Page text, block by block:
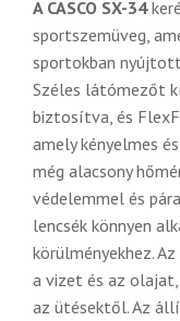
A CASCO SX-34
sportszemüveg,
sportokban
Széles látómezőt
biztosítva, és
amely kényelmes
még alacsony
védelemmel és
lencsék könnyen
körülményekhez.
a vizet és az
az ütésektől. Az